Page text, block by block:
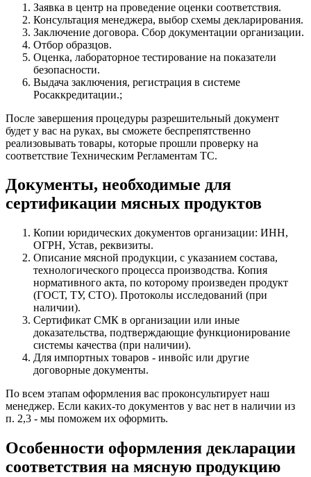
Заявка в центр на проведение оценки соответствия.
Консультация менеджера, выбор схемы декларирования.
Заключение договора. Сбор документации организации.
Отбор образцов.
Оценка, лабораторное тестирование на показатели
безопасности.
Выдача заключения, регистрация в системе
Росаккредитации.;
После завершения процедуры разрешительный документ
будет у вас на руках, вы сможете беспрепятственно
реализовывать товары, которые прошли проверку на
соответствие Техническим Регламентам ТС.
Документы, необходимые для
сертификации мясных продуктов
Копии юридических документов организации: ИНН,
ОГРН, Устав, реквизиты.
Описание мясной продукции, с указанием состава,
технологического процесса производства. Копия
нормативного акта, по которому произведен продукт
(ГОСТ, ТУ, СТО). Протоколы исследований (при
наличии).
Сертификат СМК в организации или иные
доказательства, подтверждающие функционирование
системы качества (при наличии).
Для импортных товаров - инвойс или другие
договорные документы.
По всем этапам оформления вас проконсультирует наш
менеджер. Если каких-то документов у вас нет в наличии из
п. 2,3 - мы поможем их оформить.
Особенности оформления декларации
соответствия на мясную продукцию